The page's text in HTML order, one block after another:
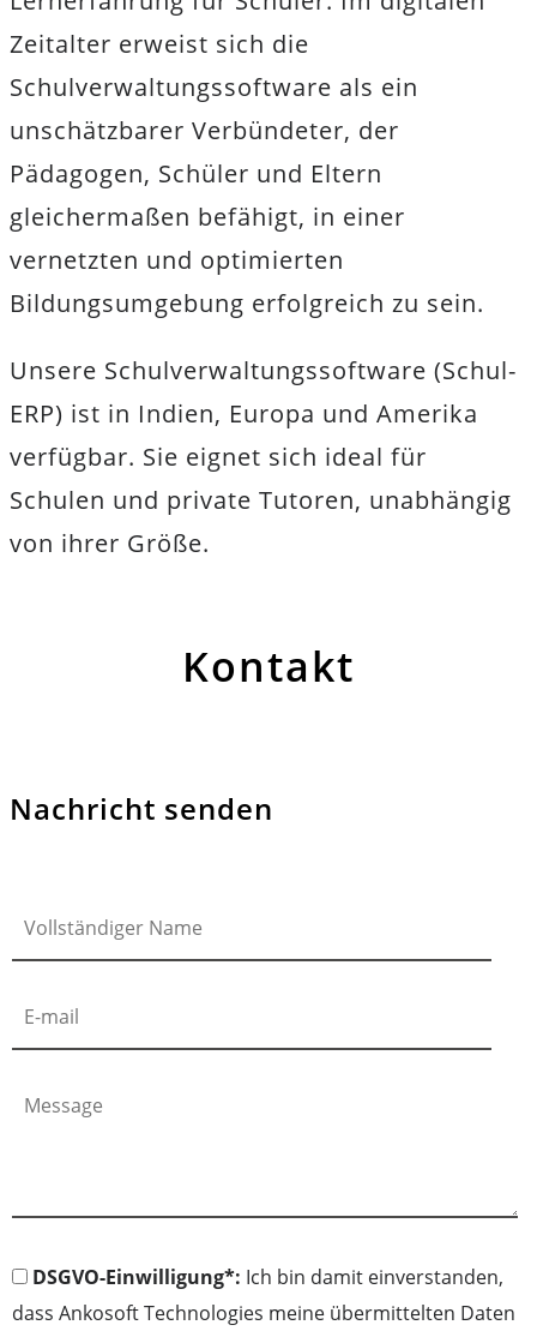
Zeitalter erweist sich die
Schulverwaltungssoftware als ein
unschätzbarer Verbündeter, der
Pädagogen, Schüler und Eltern
gleichermaßen befähigt, in einer
vernetzten und optimierten
Bildungsumgebung erfolgreich zu sein.
Unsere Schulverwaltungssoftware (Schul-
ERP) ist in Indien, Europa und Amerika
verfügbar. Sie eignet sich ideal für
Schulen und private Tutoren, unabhängig
von ihrer Größe.
Kontakt
Nachricht senden
DSGVO-Einwilligung*: Ich bin damit einverstanden,
dass Ankosoft Technologies meine übermittelten Daten